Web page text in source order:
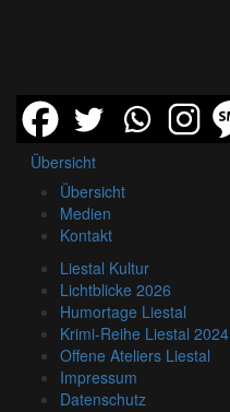
Übersicht
Übersicht
Medien
Kontakt
Liestal Kultur
Lichtblicke 2026
Humortage Liestal
Krimi-Reihe Liestal 2024
Offene Ateliers Liestal
Impressum
Datenschutz